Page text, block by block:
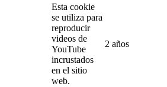
Esta cookie
se utiliza para
reproducir
videos de
YouTube
incrustados
en el sitio
web.
2 años